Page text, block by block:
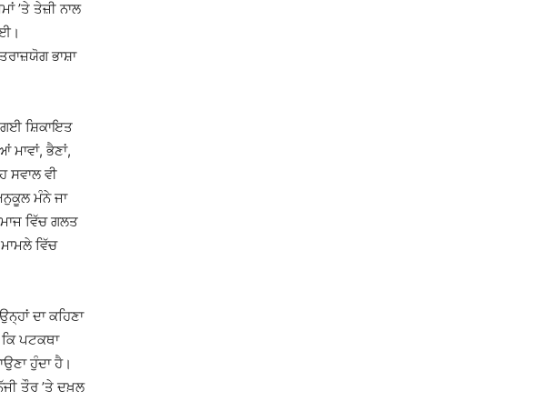
’ਤੇ ਤੇਜ਼ੀ ਨਾਲ
ਭਾਸ਼ਾ
ਗਈ ਸ਼ਿਕਾਇਤ
ਮਾਵਾਂ, ਭੈਣਾਂ,
ਸਵਾਲ ਵੀ
ਮੰਨੇ ਜਾ
ਵਿੱਚ ਗਲਤ
ਵਿੱਚ
ਦਾ ਕਹਿਣਾ
ਪਟਕਥਾ
ਹੁੰਦਾ ਹੈ।
ਤੌਰ ’ਤੇ ਦਖ਼ਲ